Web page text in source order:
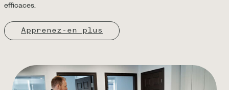
efficaces.
Apprenez-en plus